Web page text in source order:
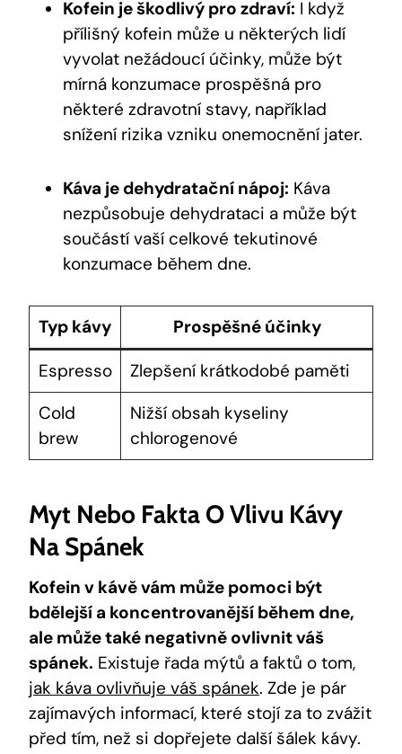
Kofein je škodlivý pro zdraví: I když
přílišný kofein může u některých lidí
vyvolat nežádoucí účinky, může být
mírná konzumace prospěšná pro
některé zdravotní stavy, například
snížení rizika vzniku onemocnění jater.
Káva je dehydratační nápoj: Káva
nezpůsobuje dehydrataci a může být
součástí vaší celkové tekutinové
konzumace během dne.
Typ kávy
Prospěšné účinky
Espresso
Zlepšení krátkodobé paměti
Cold
brew
Nižší obsah kyseliny
chlorogenové
Myt Nebo Fakta O Vlivu Kávy
Na Spánek
Kofein v kávě vám může pomoci být
bdělejší a koncentrovanější během dne,
ale může také negativně ovlivnit váš
spánek. Existuje řada mýtů a faktů o tom,
jak káva ovlivňuje váš spánek. Zde je pár
zajímavých informací, které stojí za to zvážit
před tím, než si dopřejete další šálek kávy.